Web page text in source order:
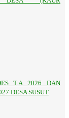
T.A 2026 DAN
DESA SUSUT